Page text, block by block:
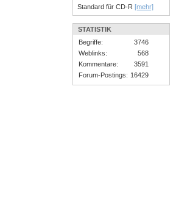
Standard für CD-R [mehr]
STATISTIK
Begriffe:
3746
Weblinks:
568
Kommentare:
3591
Forum-Postings: 16429